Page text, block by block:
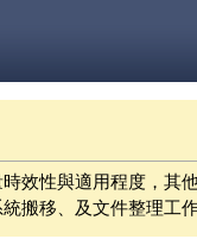
效性與適用程度，其
搬移、及文件整理工